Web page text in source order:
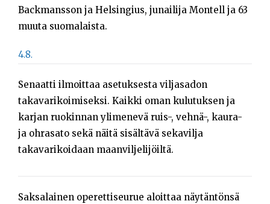
Backmansson ja Helsingius, junailija Montell ja 63
muuta suomalaista.
4.8.
Senaatti ilmoittaa asetuksesta viljasadon
takavarikoimiseksi. Kaikki oman kulutuksen ja
karjan ruokinnan ylimenevä ruis-, vehnä-, kaura-
ja ohrasato sekä näitä sisältävä sekavilja
takavarikoidaan maanviljelijöiltä.
Saksalainen operettiseurue aloittaa näytäntönsä